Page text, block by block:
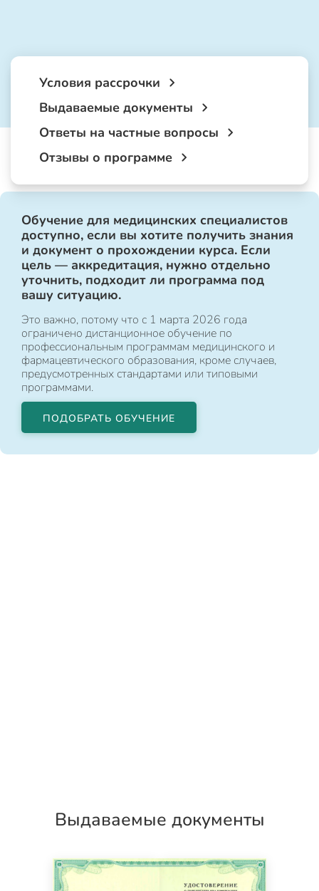
Условия рассрочки
Выдаваемые документы
Ответы на частные вопросы
Отзывы о программе
Обучение для медицинских специалистов
доступно, если вы хотите получить знания
и документ о прохождении курса. Если
цель — аккредитация, нужно отдельно
уточнить, подходит ли программа под
вашу ситуацию.
Это важно, потому что с 1 марта 2026 года
ограничено дистанционное обучение по
профессиональным программам медицинского и
фармацевтического образования, кроме случаев,
предусмотренных стандартами или типовыми
программами.
ПОДОБРАТЬ ОБУЧЕНИЕ
Выдаваемые документы